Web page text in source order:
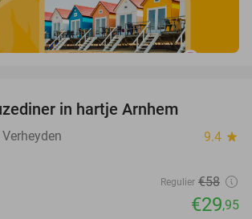
in hartje Arnhem
9.4 star
Regulier €58
€29,95